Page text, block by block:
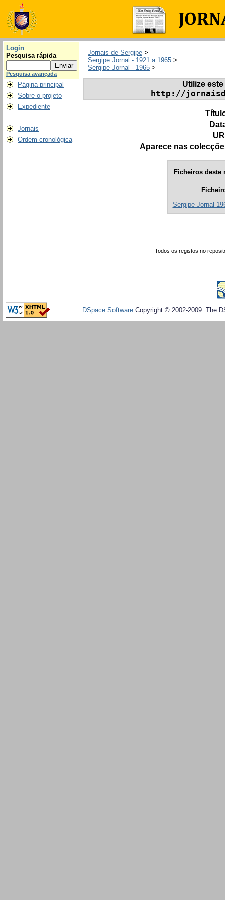
Login
Pesquisa rápida
Pesquisa avançada
Página principal
Sobre o projeto
Expediente
Jornais
Ordem cronológica
Jornais de Sergipe >
Sergipe Jornal - 1921 a 1965 >
Sergipe Jornal - 1965 >
Utilize
http://
Aparece nas
Ficheiros deste
Sergipe Jornal
Todos os registos no
DSpace Software Copyright © 2002-2009 The